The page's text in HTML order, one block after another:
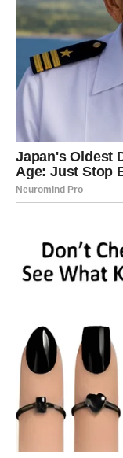
Upravo se tamo
POSAO –
Na poslovnom
imati priliku
Ljudi koji su ranije
mišljenje.